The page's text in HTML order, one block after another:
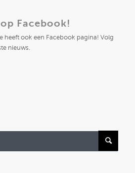
Facebook!
heeft ook een Facebook pagina! Volg
nieuws.